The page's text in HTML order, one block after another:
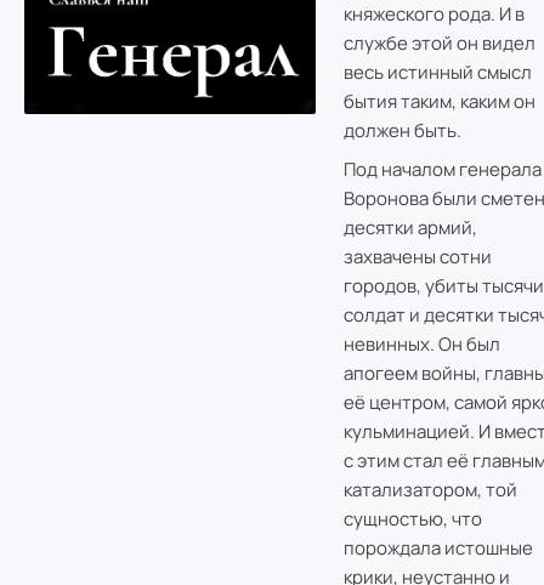
княжеского рода. И в
службе этой он видел
весь истинный смысл
бытия таким, каким он
должен быть.
Под началом генерала
Воронова были
десятки армий,
захвачены сотни
городов, убиты тысячи
солдат и десятки
невинных. Он был
апогеем войны,
её центром, самой
кульминацией. И
с этим стал её
катализатором, той
сущностью, что
порождала истошные
крики, неустанно и